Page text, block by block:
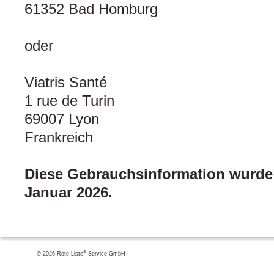
61352 Bad Homburg
oder
Viatris Santé
1 rue de Turin
69007 Lyon
Frankreich
Diese Gebrauchsinformation
Januar 2026.
© 2026 Rote Liste® Service GmbH